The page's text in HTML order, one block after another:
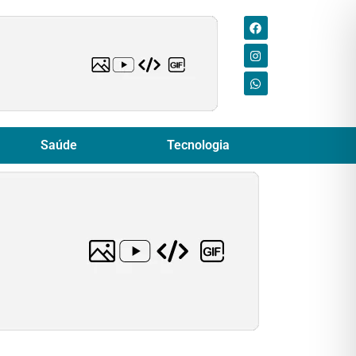
Saúde Tecnologia